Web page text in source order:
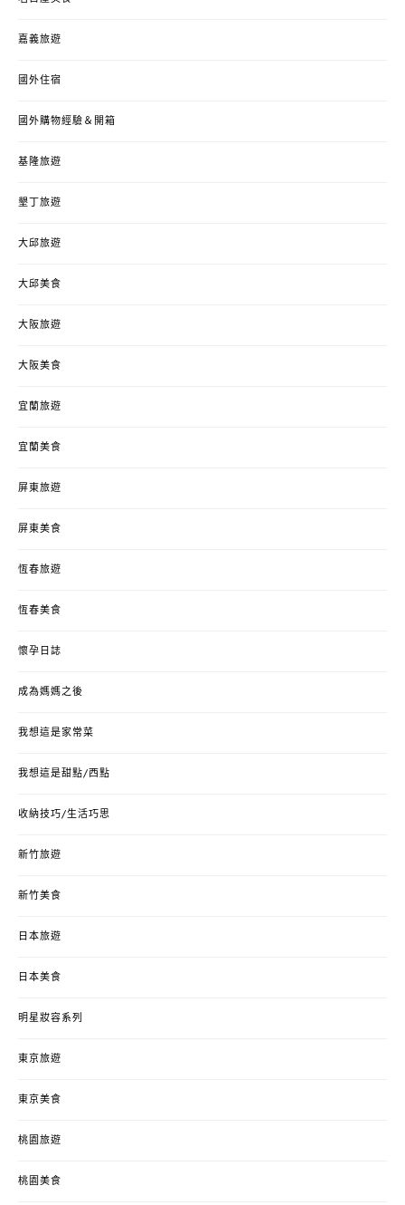
嘉義旅遊
國外住宿
國外購物經驗＆開箱
基隆旅遊
墾丁旅遊
大邱旅遊
大邱美食
大阪旅遊
大阪美食
宜蘭旅遊
宜蘭美食
屏東旅遊
屏東美食
恆春旅遊
恆春美食
懷孕日誌
成為媽媽之後
我想這是家常菜
我想這是甜點/西點
收納技巧/生活巧思
新竹旅遊
新竹美食
日本旅遊
日本美食
明星妝容系列
東京旅遊
東京美食
桃園旅遊
桃園美食